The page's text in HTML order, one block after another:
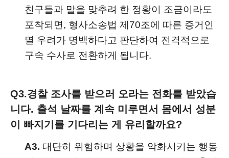
친구들과 말을 맞추려 한 정황이 조금이라도
포착되면, 형사소송법 제70조에 따른 증거인
멸 우려가 명백하다고 판단하여 전격적으로
구속 수사로 전환하게 됩니다.
Q3.경찰 조사를 받으러 오라는 전화를 받았습
니다. 출석 날짜를 계속 미루면서 몸에서 성분
이 빠지기를 기다리는 게 유리할까요?
A3. 대단히 위험하며 상황을 악화시키는 행동